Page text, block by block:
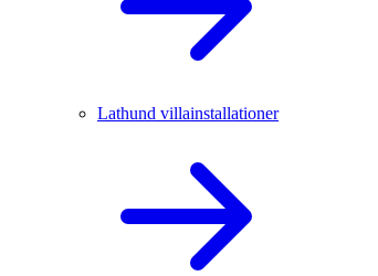
Lathund villainstallationer